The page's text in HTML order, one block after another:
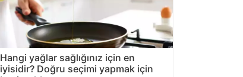
Hangi yağlar sağlığınız için en
iyisidir? Doğru seçimi yapmak için